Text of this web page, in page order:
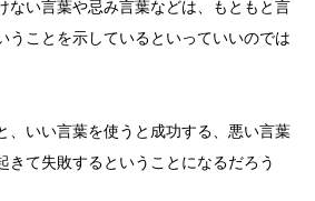
い言葉や忌み言葉などは、もともと言
うことを示しているといっていいのでは
いい言葉を使うと成功する、悪い言葉
きて失敗するということになるだろう